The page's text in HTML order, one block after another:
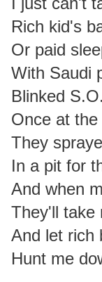
Rich kid's
Or paid
With Saudi
Blinked
Once at
They
In a pit for
And when
They'll take
And let rich
Hunt me